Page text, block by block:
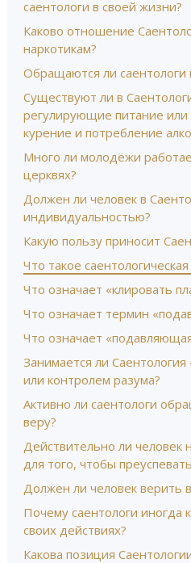
саентологи в своей жизни?
Каково отношение
наркотикам?
Обращаются ли саентологи
Существуют ли в
регулирующие питание
курение и потребление
Много ли молодёжи
церквях?
Должен ли человек в
индивидуальностью?
Какую пользу приносит
Что такое
Что означает «клировать
Что означает термин
Что означает
Занимается ли
или контролем разума?
Активно ли саентологи
веру?
Действительно ли человек
для того, чтобы
Должен ли человек верить
Почему саентологи иногда
своих действиях?
Какова позиция